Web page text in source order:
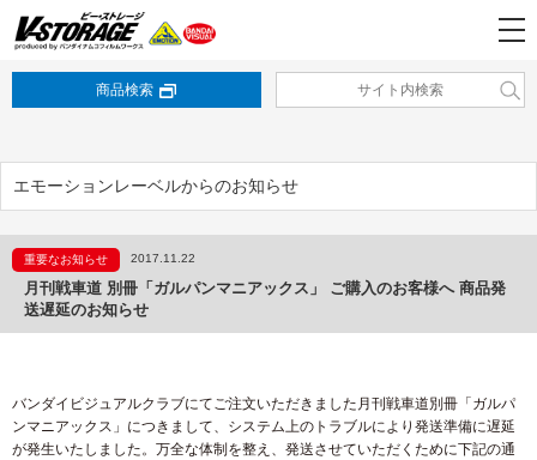
商品検索
エモーションレーベルからのお知らせ
重要なお知らせ 2017.11.22
月刊戦車道 別冊「ガルパンマニアックス」 ご購入のお客様へ 商品発
送遅延のお知らせ
バンダイビジュアルクラブにてご注文いただきました月刊戦車道別冊「ガルパ
ンマニアックス」につきまして、システム上のトラブルにより発送準備に遅延
が発生いたしました。万全な体制を整え、発送させていただくために下記の通